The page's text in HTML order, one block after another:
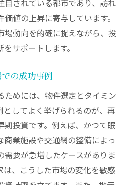
目されている都市であり、訪れ
値の上昇に寄与しています。
場動向を的確に捉えながら、投
サポートします。
の成功事例
ためには、物件選定とタイミン
としてよく挙げられるのが、再
期投資です。例えば、かつて眠
商業施設や交通網の整備によっ
需要が急増したケースがありま
は、こうした市場の変化を敏感